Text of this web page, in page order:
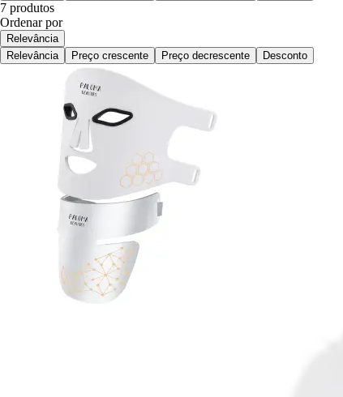
7 produtos
Ordenar por
Relevância
Relevância
Preço crescente Preço decrescente Desconto